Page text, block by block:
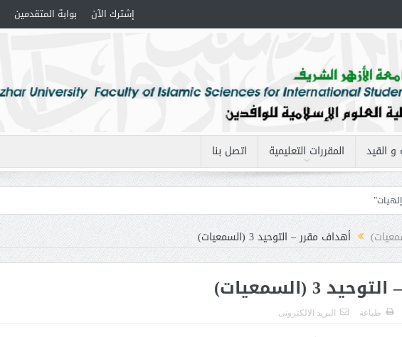
إشترك الآن بوابة المتقدمين
و القيد المقررات التعليمية اتصل بنا
أهداف مقرر – التوحيد 3 (السمعيات)
3 (السمعيات)
طباعة البريد الالكترونى